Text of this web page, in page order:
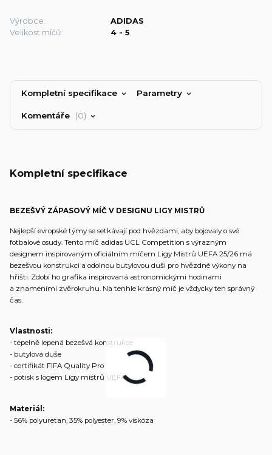
Výrobce:
ADIDAS
Velikost míčů:
4 - 5
Kompletní specifikace Parametry
Komentáře 0
Kompletní specifikace
BEZEŠVÝ ZÁPASOVÝ MÍČ V DESIGNU LIGY MISTRŮ
Nejlepší evropské týmy se setkávají pod hvězdami, aby bojovaly o své
fotbalové osudy. Tento míč adidas UCL Competition s výrazným
designem inspirovaným oficiálním míčem Ligy Mistrů UEFA 25/26 má
bezešvou konstrukci a odolnou butylovou duši pro hvězdné výkony na
hřišti. Zdobí ho grafika inspirovaná astronomickými hodinami
a znameními zvěrokruhu. Na tenhle krásný míč je vždycky ten správný
čas.
Vlastnosti:
- tepelně lepená bezešvá konstrukce
- butylová duše
- certifikát FIFA Quality Pro
- potisk s logem Ligy mistrů UEFA
Materiál:
- 56% polyuretan, 35% polyester, 9% viskóza